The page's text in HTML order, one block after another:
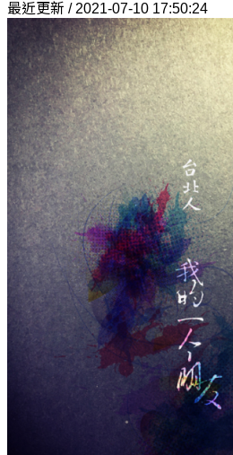
最近更新 / 2021-07-10 17:50:24